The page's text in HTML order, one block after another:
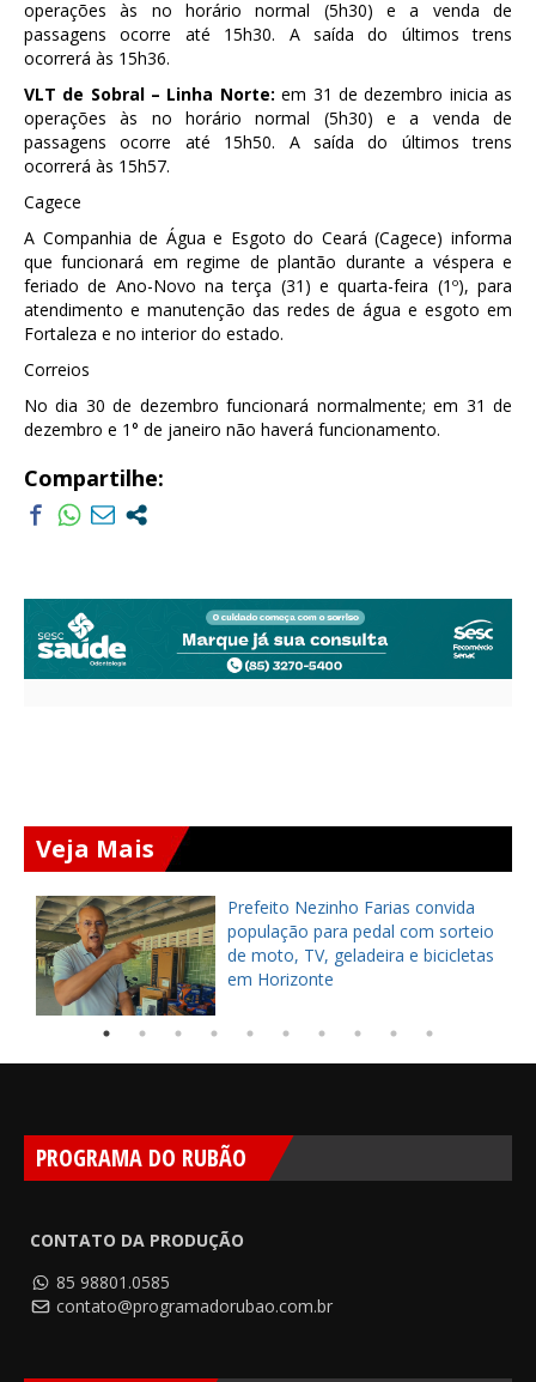
operações às no horário normal (5h30) e a venda de
passagens ocorre até 15h30. A saída do últimos trens
ocorrerá às 15h36.
VLT de Sobral – Linha Norte:em 31 de dezembro inicia as
operações às no horário normal (5h30) e a venda de
passagens ocorre até 15h50. A saída do últimos trens
ocorrerá às 15h57.
Cagece
A Companhia de Água e Esgoto do Ceará (Cagece) informa
que funcionará em regime de plantão durante a véspera e
feriado de Ano-Novo na terça (31) e quarta-feira (1º), para
atendimento e manutenção das redes de água e esgoto em
Fortaleza e no interior do estado.
Correios
No dia 30 de dezembro funcionará normalmente; em 31 de
dezembro e 1° de janeiro não haverá funcionamento.
Compartilhe:
Veja Mais
Prefeito Nezinho Farias convida
população para pedal com sorteio
de moto, TV, geladeira e bicicletas
em Horizonte
PROGRAMA DO RUBÃO
CONTATO DA PRODUÇÃO
85 98801.0585
contato@programadorubao.com.br